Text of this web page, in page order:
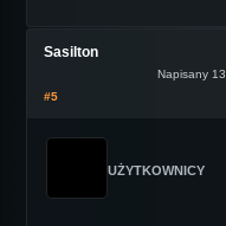
Sasilton
Napisany
#5
UŻYTKOWNICY